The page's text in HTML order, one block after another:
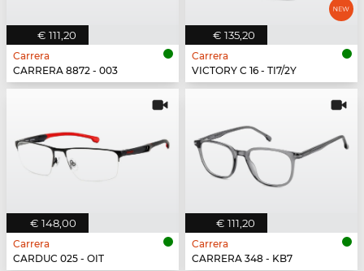
€ 111,20
Carrera
CARRERA 8872 - 003
€ 135,20
Carrera
VICTORY C 16 - TI7/2Y
€ 148,00
Carrera
CARDUC 025 - OIT
€ 111,20
Carrera
CARRERA 348 - KB7